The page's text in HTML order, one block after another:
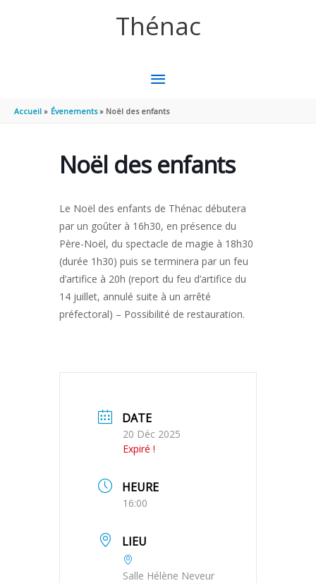
Thénac
MENU
PRINCIPAL
Accueil Évenements Noël des enfants
Noël des enfants
Le Noël des enfants de Thénac débutera
par un goûter à 16h30, en présence du
Père-Noël, du spectacle de magie à 18h30
(durée 1h30) puis se terminera par un feu
d’artifice à 20h (report du feu d’artifice du
14 juillet, annulé suite à un arrêté
préfectoral) – Possibilité de restauration.
DATE
20 Déc 2025
Expiré !
HEURE
16:00
LIEU
Salle Hélène Neveur